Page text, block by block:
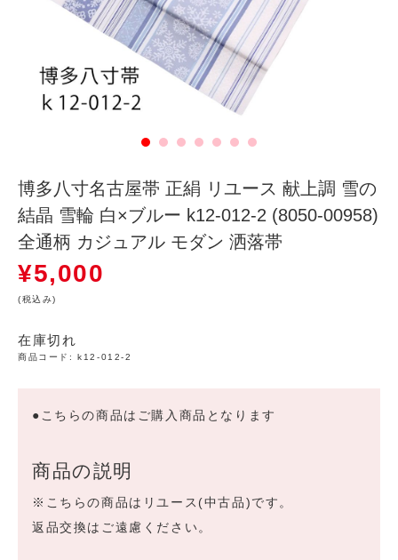
博多八寸名古屋帯 正絹 リユース 献上調 雪の
結晶 雪輪 白×ブルー k12-012-2 (8050-00958)
全通柄 カジュアル モダン 洒落帯
¥5,000
(税込み)
在庫切れ
商品コード:k12-012-2
●こちらの商品はご購入商品となります
商品の説明
※こちらの商品はリユース(中古品)です。
返品交換はご遠慮ください。